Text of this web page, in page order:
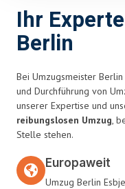
Ihr
Berlin
Bei Umzugsmeister
und Durchführung von
unserer Expertise und
reibungslosen Umzug,
Stelle stehen.
Europaweit
Umzug Berlin